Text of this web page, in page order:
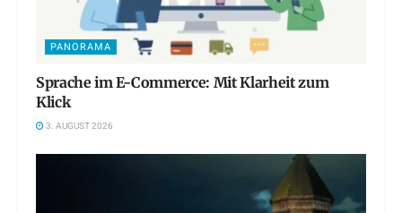
PANORAMA
Sprache im E-Commerce: Mit Klarheit zum
Klick
3. AUGUST 2026